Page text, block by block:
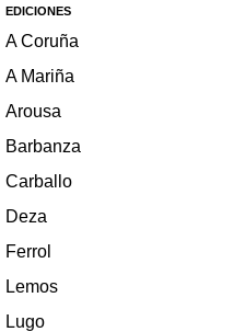
EDICIONES
A Coruña
A Mariña
Arousa
Barbanza
Carballo
Deza
Ferrol
Lemos
Lugo